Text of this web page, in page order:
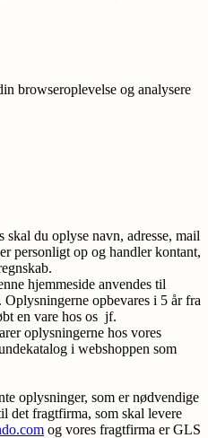
browseroplevelse og analysere
du oplyse navn, adresse, mail
personligt op og handler kontant,
hjemmeside anvendes til
opbevares i 5 år fra
en vare hos os jf.
oplysningerne hos vores
i webshoppen som
oplysninger, som er nødvendige
det fragtfirma, som skal levere
og vores fragtfirma er GLS